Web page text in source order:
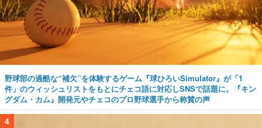
野球部の過酷な“補欠”を体験するゲーム『球ひろいSimulator』が「1
件」のウィッシュリストをもとにチェコ語に対応しSNSで話題に。『キン
グダム・カム』開発元やチェコのプロ野球選手から称賛の声
4